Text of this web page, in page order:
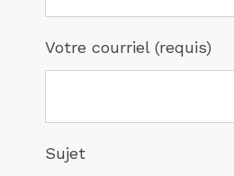
Votre courriel (requis)
Sujet